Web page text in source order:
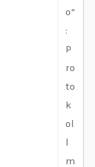
o“
:
P
ro
to
k
ol
l
m